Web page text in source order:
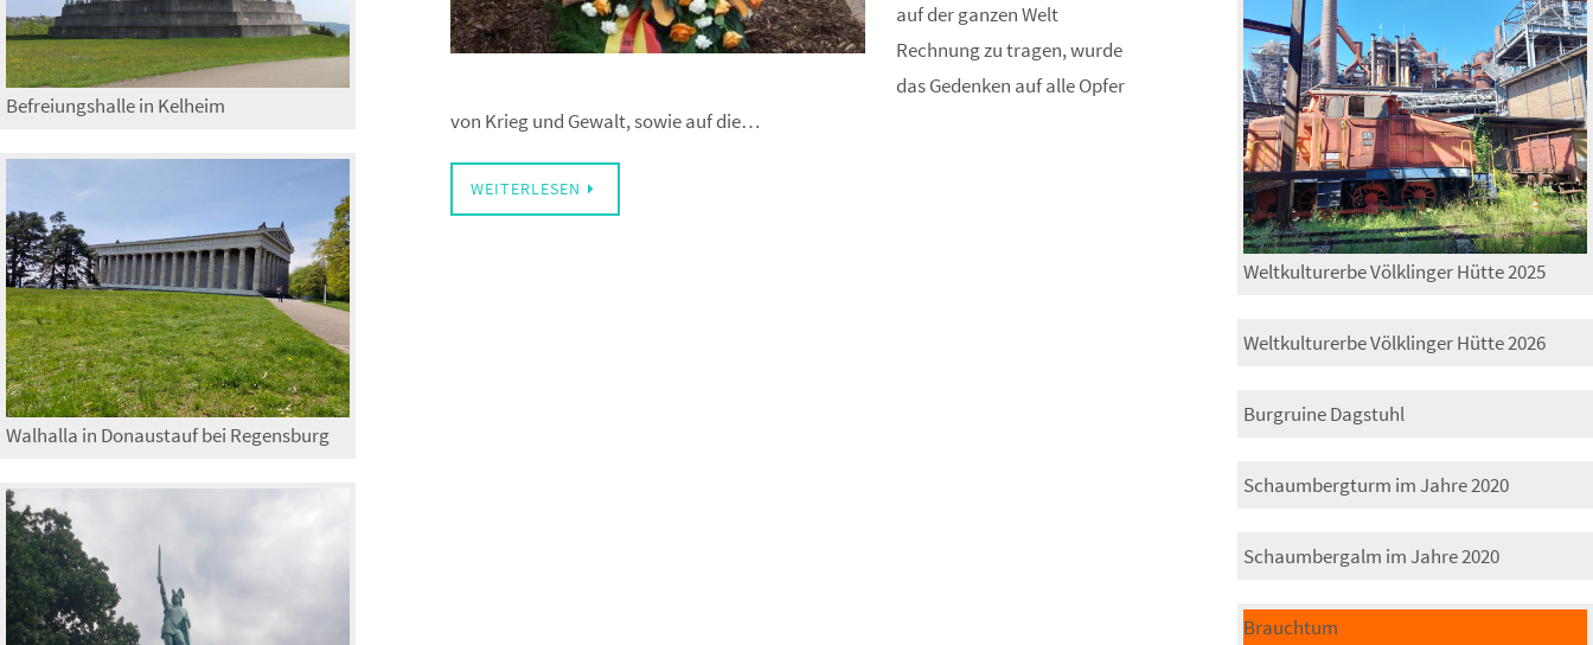
auf der ganzen Welt
Rechnung zu tragen, wurde
das Gedenken auf alle Opfer
von Krieg und Gewalt, sowie auf die…
WEITERLESEN
Befreiungshalle in Kelheim
Walhalla in Donaustauf bei Regensburg
Weltkulturerbe Völklinger Hütte 2025
Weltkulturerbe Völklinger Hütte 2026
Burgruine Dagstuhl
Schaumbergturm im Jahre 2020
Schaumbergalm im Jahre 2020
Brauchtum